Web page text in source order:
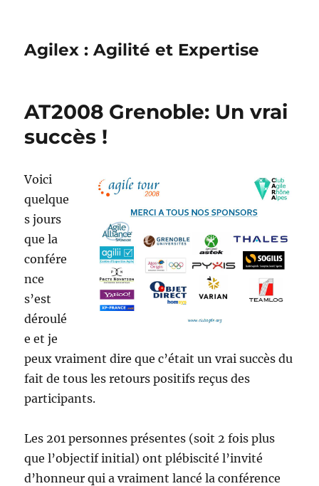
Agilex : Agilité et Expertise
AT2008 Grenoble: Un vrai
succès !
Voici
quelque
s jours
que la
confére
nce
s’est
déroulé
e et je
peux vraiment dire que c’était un vrai succès du
fait de tous les retours positifs reçus des
participants.
Les 201 personnes présentes (soit 2 fois plus
que l’objectif initial) ont plébiscité l’invité
d’honneur qui a vraiment lancé la conférence